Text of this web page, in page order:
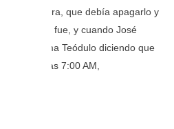
comunicara, que debía apagarlo y
“Así fue, y cuando José
lo llama Teódulo diciendo que
sino a las 7:00 AM,